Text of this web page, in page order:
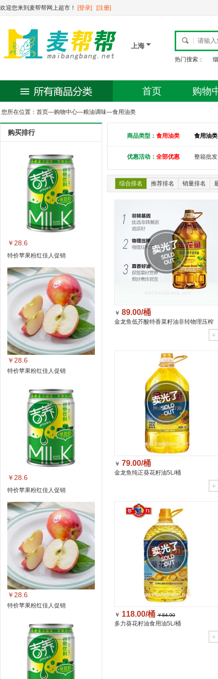
欢迎您来到麦帮帮网上超市！ [登录] [注册]
上海
热门搜索： 烟
首页 购物
您所在位置： 首页—购物中心—粮油调味—食用油类
购买排行
￥28.6
特价苹果粉红佳人促销
￥28.6
特价苹果粉红佳人促销
￥28.6
特价苹果粉红佳人促销
￥28.6
特价苹果粉红佳人促销
商品类型： 食用油类 食用油类
优惠活动： 全部优惠 整箱批发
综合排名 推荐排名 销量排名
￥ 89.00/桶
金龙鱼低芥酸特香菜籽油非转物理压榨
￥ 79.00/桶
金龙鱼纯正葵花籽油5L/桶
￥ 118.00/桶 ￥84.90
多力葵花籽油食用油5L/桶